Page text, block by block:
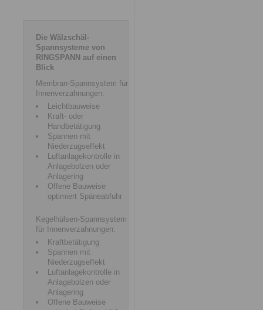
Die Wälzschäl-
Spannsysteme von
RINGSPANN auf einen
Blick
Membran-Spannsystem für
Innenverzahnungen:
Leichtbauweise
Kraft- oder
Handbetätigung
Spannen mit
Niederzugseffekt
Luftanlagekontrolle in
Anlagebolzen oder
Anlagering
Offene Bauweise
optimiert Späneabfuhr
Kegelhülsen-Spannsystem
für Innenverzahnungen:
Kraftbetätigung
Spannen mit
Niederzugseffekt
Luftanlagekontrolle in
Anlagebolzen oder
Anlagering
Offene Bauweise